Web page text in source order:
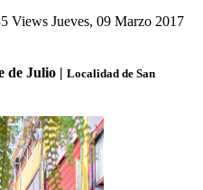
Views Jueves, 09 Marzo 2017
de Julio | Localidad de San